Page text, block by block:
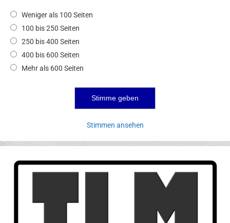
Weniger als 100 Seiten
100 bis 250 Seiten
250 bis 400 Seiten
400 bis 600 Seiten
Mehr als 600 Seiten
Stimmen ansehen